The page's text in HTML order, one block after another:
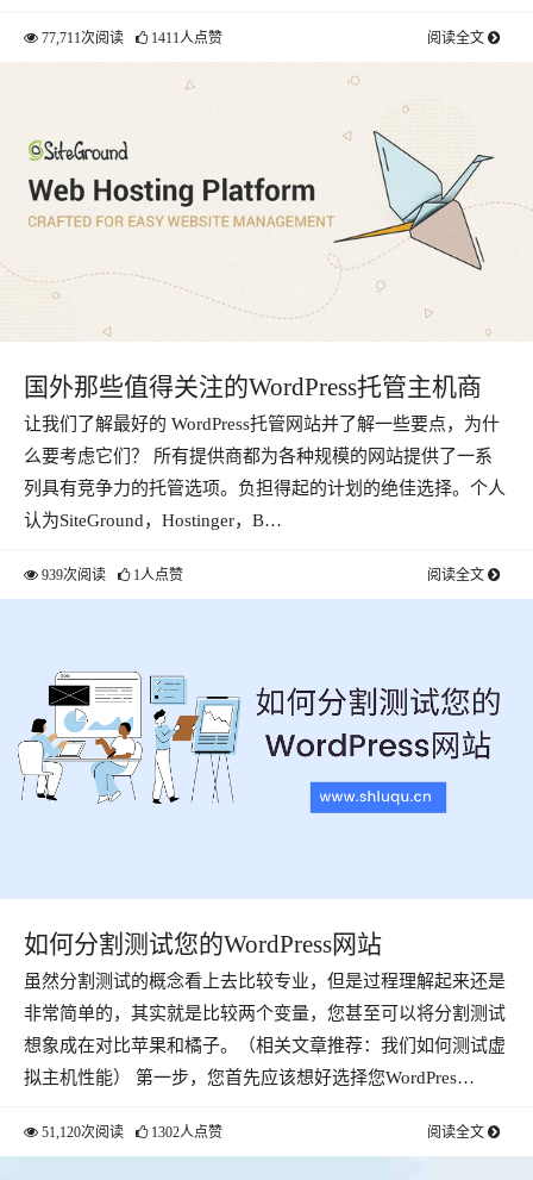
77,711次阅读 1411人点赞 阅读全文
国外那些值得关注的WordPress托管主机商
让我们了解最好的 WordPress托管网站并了解一些要点，为什
么要考虑它们？ 所有提供商都为各种规模的网站提供了一系
列具有竞争力的托管选项。负担得起的计划的绝佳选择。个人
认为SiteGround，Hostinger，B…
939次阅读 1人点赞 阅读全文
如何分割测试您的WordPress网站
虽然分割测试的概念看上去比较专业，但是过程理解起来还是
非常简单的，其实就是比较两个变量，您甚至可以将分割测试
想象成在对比苹果和橘子。（相关文章推荐：我们如何测试虚
拟主机性能） 第一步，您首先应该想好选择您WordPres…
51,120次阅读 1302人点赞 阅读全文